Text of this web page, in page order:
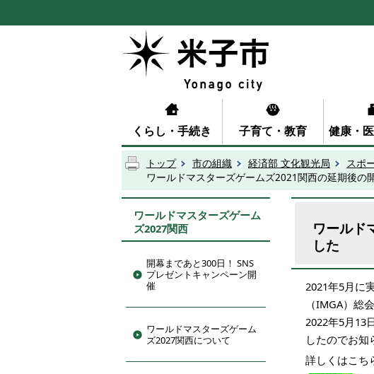
くらし・手続き 子育て・教育 健康・
トップ 市の組織 経済部 文化観光局 スポ
ワールドマスターズゲームズ2021関西の延期後の
ワールドマスターズゲーム
ズ2027関西
開幕まであと300日！ SNS
プレゼントキャンペーン開
催
ワールドマスターズゲーム
ズ2027関西について
ワールド
した
2021年5月に
（IMGA）総
2022年5月13
したのでお知
詳しくはこち